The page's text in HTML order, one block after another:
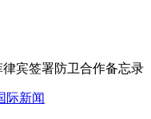
纸人 能动能走还能跳
签署防卫合作备忘录
际新闻